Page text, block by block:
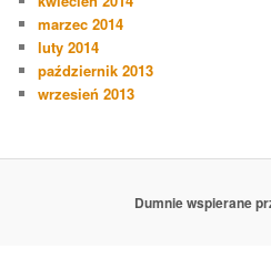
marzec 2014
luty 2014
październik 2013
wrzesień 2013
Dumnie wspierane